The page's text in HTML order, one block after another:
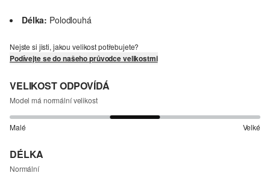
Délka: Polodlouhá
Nejste si jisti, jakou velikost potřebujete?
Podívejte se do našeho průvodce velikostmi
VELIKOST ODPOVÍDÁ
Model má normální velikost
Malé Velké
DÉLKA
Normální